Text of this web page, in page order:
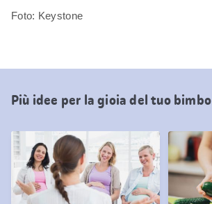
Foto: Keystone
Più idee per la gioia del tuo bimbo